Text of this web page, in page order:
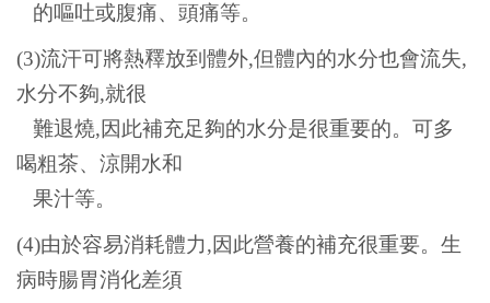
的嘔吐或腹痛、頭痛等。
(3)流汗可將熱釋放到體外,但體內的水分也會流失,
水分不夠,就很
難退燒,因此補充足夠的水分是很重要的。可多
喝粗茶、涼開水和
果汁等。
(4)由於容易消耗體力,因此營養的補充很重要。生
病時腸胃消化差須